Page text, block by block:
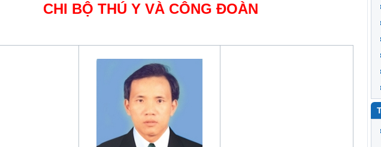
CHI BỘ THÚ Y VÀ CÔNG ĐOÀN